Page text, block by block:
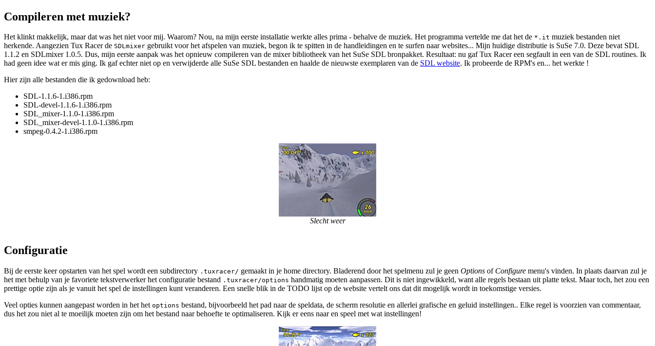
Compileren met muziek?
Het klinkt makkelijk, maar dat was het niet voor mij. Waarom? Nou, na mijn eerste installatie werkte alles prima - behalve de muziek. Het programma vertelde me dat het de *.it muziek bestanden niet
herkende. Aangezien Tux Racer de SDLmixer gebruikt voor het afspelen van muziek, begon ik te spitten in de handleidingen en te surfen naar websites... Mijn huidige distributie is SuSe 7.0. Deze bevat SDL
1.1.2 en SDLmixer 1.0.5. Dus, mijn eerste aanpak was het opnieuw compileren van de mixer bibliotheek van het SuSe SDL bronpakket. Resultaat: nu gaf Tux Racer een segfault in een van de SDL routines. Ik
had geen idee wat er mis ging. Ik gaf echter niet op en verwijderde alle SuSe SDL bestanden en haalde de nieuwste exemplaren van de SDL website. Ik probeerde de RPM's en... het werkte !
Hier zijn alle bestanden die ik gedownload heb:
SDL-1.1.6-1.i386.rpm
SDL-devel-1.1.6-1.i386.rpm
SDL_mixer-1.1.0-1.i386.rpm
SDL_mixer-devel-1.1.0-1.i386.rpm
smpeg-0.4.2-1.i386.rpm
Slecht weer
Configuratie
Bij de eerste keer opstarten van het spel wordt een subdirectory .tuxracer/ gemaakt in je home directory. Bladerend door het spelmenu zul je geen Options of Configure menu's vinden. In plaats daarvan zul je
het met behulp van je favoriete tekstverwerker het configuratie bestand .tuxracer/options handmatig moeten aanpassen. Dit is niet ingewikkeld, want alle regels bestaan uit platte tekst. Maar toch, het zou een
prettige optie zijn als je vanuit het spel de instellingen kunt veranderen. Een snelle blik in de TODO lijst op de website vertelt ons dat dit mogelijk wordt in toekomstige versies.
Veel opties kunnen aangepast worden in het het options bestand, bijvoorbeeld het pad naar de speldata, de scherm resolutie en allerlei grafische en geluid instellingen.. Elke regel is voorzien van commentaar,
dus het zou niet al te moeilijk moeten zijn om het bestand naar behoefte te optimaliseren. Kijk er eens naar en speel met wat instellingen!